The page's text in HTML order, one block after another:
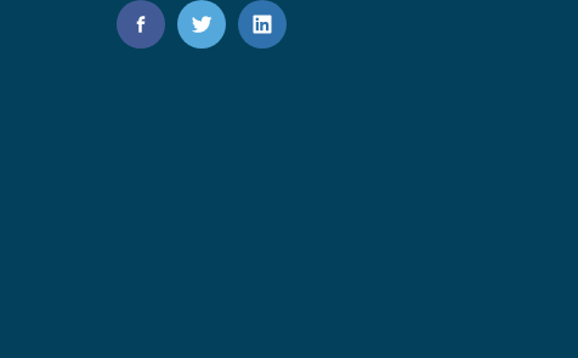
FaceBook
TwitterLinkedIn